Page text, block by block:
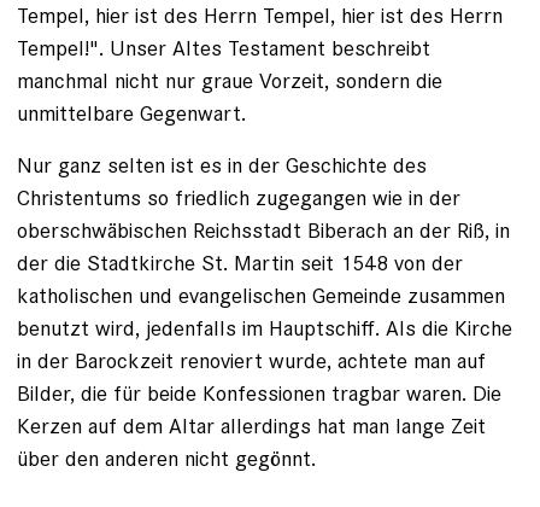
Tempel, hier ist des Herrn Tempel, hier ist des Herrn
Tempel!". Unser Altes Testament beschreibt
manchmal nicht nur graue Vorzeit, sondern die
unmittelbare Gegenwart.
Nur ganz selten ist es in der Geschichte des
Christentums so friedlich zugegangen wie in der
oberschwäbischen Reichsstadt Biberach an der Riß, in
der die Stadtkirche St. Martin seit 1548 von der
katholischen und evangelischen Gemeinde zusammen
benutzt wird, jedenfalls im Hauptschiff. Als die Kirche
in der Barockzeit renoviert wurde, achtete man auf
Bilder, die für beide Konfessionen tragbar waren. Die
Kerzen auf dem Altar allerdings hat man lange Zeit
über den anderen nicht gegönnt.